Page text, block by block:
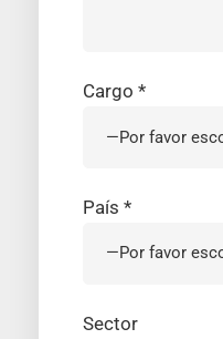
Cargo *
País *
Sector